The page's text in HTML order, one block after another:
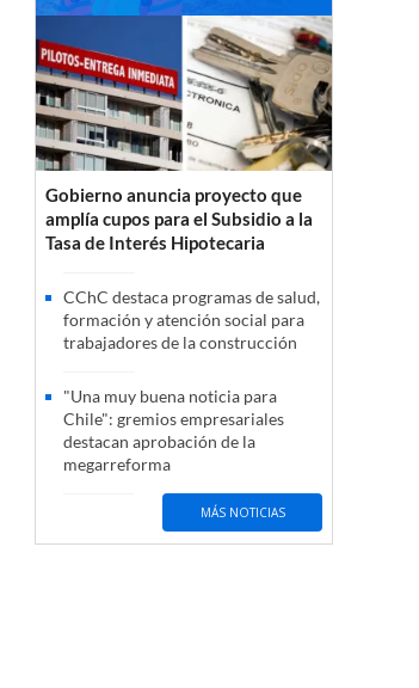
Gobierno anuncia proyecto que
amplía cupos para el Subsidio a la
Tasa de Interés Hipotecaria
CChC destaca programas de salud,
formación y atención social para
trabajadores de la construcción
"Una muy buena noticia para
Chile": gremios empresariales
destacan aprobación de la
megarreforma
MÁS NOTICIAS